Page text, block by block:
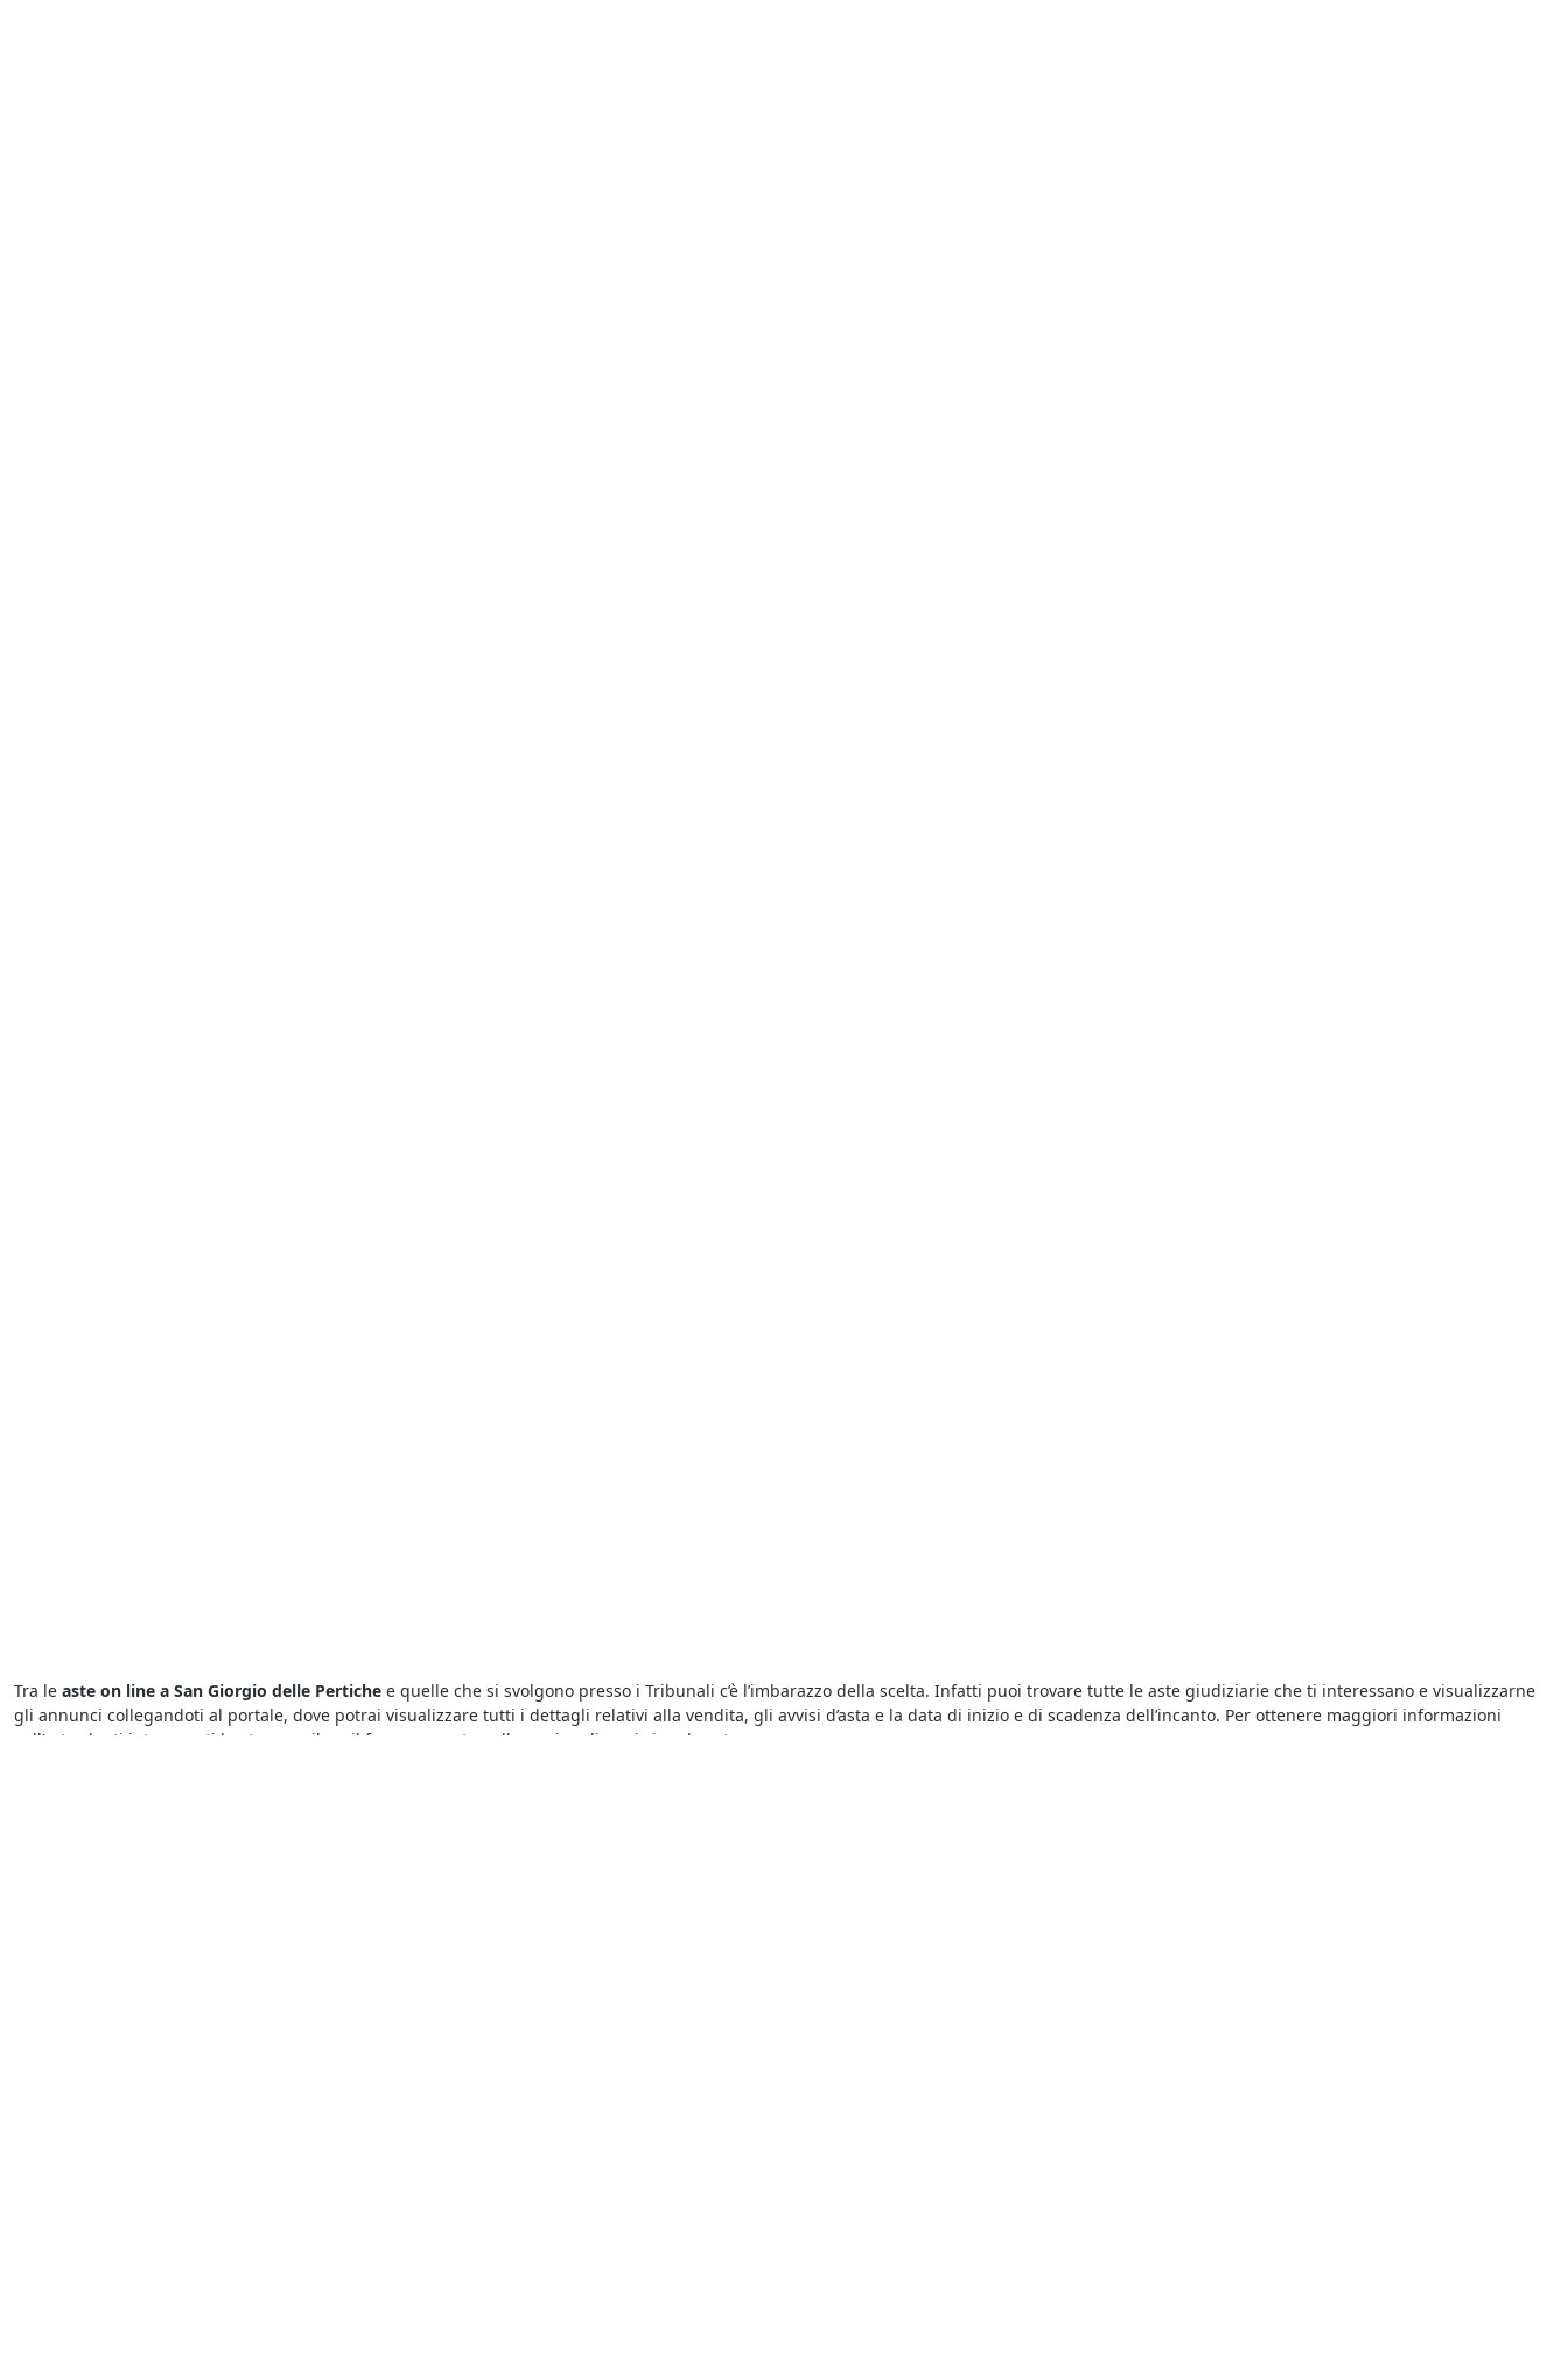
Tra le aste on line a San Giorgio delle Pertiche e quelle che si svolgono presso i Tribunali c’è l’imbarazzo della scelta. Infatti puoi trovare tutte le aste giudiziarie che ti interessano e visualizzarne
gli annunci collegandoti al portale, dove potrai visualizzare tutti i dettagli relativi alla vendita, gli avvisi d’asta e la data di inizio e di scadenza dell’incanto. Per ottenere maggiori informazioni
sull’asta che ti interessa ti basta compilare il form presente nella pagina di ogni singola asta.